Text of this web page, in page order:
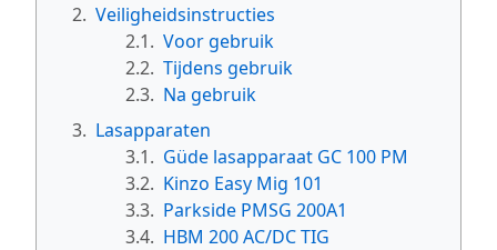
2. Veiligheidsinstructies
2.1. Voor gebruik
2.2. Tijdens gebruik
2.3. Na gebruik
3. Lasapparaten
3.1. Güde lasapparaat GC 100 PM
3.2. Kinzo Easy Mig 101
3.3. Parkside PMSG 200A1
3.4. HBM 200 AC/DC TIG